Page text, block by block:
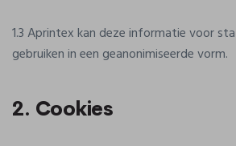
1.3 Aprintex kan deze informatie voor
gebruiken in een geanonimiseerde vorm.
2. Cookies